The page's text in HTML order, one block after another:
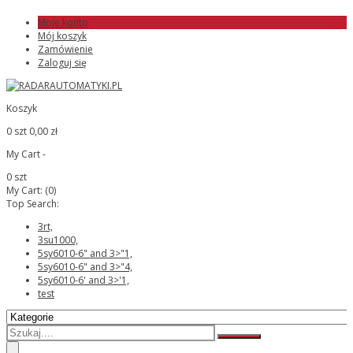
Moje konto
Mój koszyk
Zamówienie
Zaloguj się
Koszyk
0 szt 0,00 zł
My Cart -
0 szt
My Cart: (0)
Top Search:
3rt,
3su1000,
5sy6010-6" and 3>"1,
5sy6010-6" and 3>"4,
5sy6010-6' and 3>'1,
test